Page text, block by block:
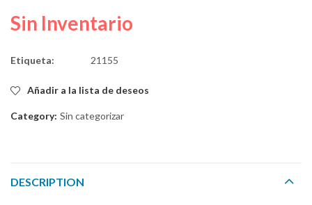
Sin Inventario
Etiqueta: 21155
Añadir a la lista de deseos
Category: Sin categorizar
DESCRIPTION